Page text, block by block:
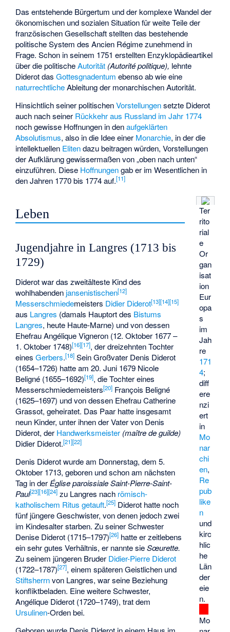
Das entstehende Bürgertum und der komplexe Wandel der
ökonomischen und sozialen Situation für weite Teile der
französischen Gesellschaft stellten das bestehende
politische System des Ancien Régime zunehmend in
Frage. Schon in seinem 1751 erstellten Enzyklopädieartikel
über die politischeAutorität (Autorité politique), lehnte
Diderot dasGottesgnadentum ebenso ab wie eine
naturrechtlicheAbleitung der monarchischen Autorität.
Hinsichtlich seiner politischenVorstellungensetzte Diderot
auch nach seiner Rückkehr aus Russland im Jahr 1774
noch gewisse Hoffnungen in denaufgeklärten
Absolutismus, also in die Idee einer Monarchie, in der die
intellektuellen Elitendazu beitragen würden, Vorstellungen
der Aufklärung gewissermaßen von „oben nach unten“
einzuführen. Diese Hoffnungengab er im Wesentlichen in
den Jahren 1770 bis 1774 auf.[11]
Ter
rito
rial
e
Or
gan
isat
ion
Eur
opa
s
im
Jah
re
171
4;
diff
ere
nzi
ert
in
Mo
nar
chi
en,
Re
pub
like
n
und
kirc
hlic
he
Län
der
eie
n.
Mo
Leben
Jugendjahre in Langres (1713 bis
1729)
Diderot war das zweitälteste Kind des
wohlhabenden jansenistischen[12]
Messerschmiede­meisters Didier Diderot[13][14][15]
aus Langres (damals Hauptort des Bistums
Langres, heute Haute-Marne) und von dessen
Ehefrau Angélique Vigneron (12. Oktober 1677 –
1. Oktober 1748)[16][17], der dreizehnten Tochter
einesGerbers.[18] Sein Großvater Denis Diderot
(1654–1726) hatte am 20. Juni 1679 Nicole
Beligné (1655–1692)[19], die Tochter eines
Messerschmiedemeisters[20] François Beligné
(1625–1697) und von dessen Ehefrau Catherine
Grassot, geheiratet. Das Paar hatte insgesamt
neun Kinder, unter ihnen der Vater von Denis
Diderot, der Handwerksmeister (maître de guilde)
Didier Diderot.[21][22]
Denis Diderot wurde am Donnerstag, dem 5.
Oktober 1713, geboren und schon am nächsten
Tag in der Église paroissiale Saint-Pierre-Saint-
Paul[23][16][24] zu Langres nach römisch-
katholischem Ritus getauft.[25] Diderot hatte noch
fünf jüngere Geschwister, von denen jedoch zwei
im Kindesalter starben. Zu seiner Schwester
Denise Diderot (1715–1797)[26] hatte er zeitlebens
ein sehr gutes Verhältnis, er nannte sieSœurette.
Zu seinem jüngeren Bruder Didier-Pierre Diderot
(1722–1787)[27], einem späteren Geistlichen und
Stiftsherrnvon Langres, war seine Beziehung
konfliktbeladen. Eine weitere Schwester,
Angélique Diderot (1720–1749), trat dem
Ursulinen-Orden bei.